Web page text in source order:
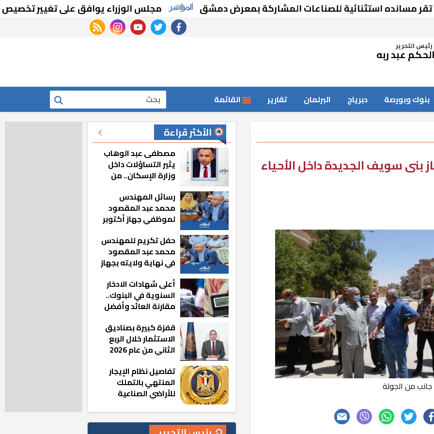
استثنائية للصناعات المشاركة بمعرض دمشق مجلس الوزراء يوافق على تغيير تخصيص قطع
facebook
twitter
youtube
instagram
rss feed
رئيس التحريرعبد ربه
بنوك وبورصة دبرياج البرلمان تقارير القائمة بحث
سويف الجديدة داخل الأحياء
جانب من الجولة
الأكثر قراءة
مصطفى عبد الوهاب
يثير التساؤلات داخل
وزارة الإسكان.. من
المناصب؟
رسائل المهندس
محمد عبد المقصود
لموظفي جهاز أكتوبر
مشيت والمدينة
رجعت للخلف»
حفل تكريم للمهندس
محمد عبد المقصود
في نهاية ولايته بجهاز
أعلى شهادات الادخار
السنوية في البنوك..
مقارنة العائد وأفضل
قفزة كبيرة بصناديق
الاستثمار خلال الربع
الثاني من عام 2026
تفاصيل نظام الإيجار
المنتهي بالتملك
للأراضي الصناعية